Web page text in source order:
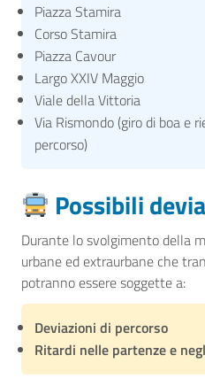
Piazza Stamira
Corso Stamira
Piazza Cavour
Largo XXIV Maggio
Viale della Vittoria
Via Rismondo (giro di boa e
percorso)
Possibili
Durante lo svolgimento della
urbane ed extraurbane che
potranno essere soggette a:
Deviazioni di percorso
Ritardi nelle partenze e